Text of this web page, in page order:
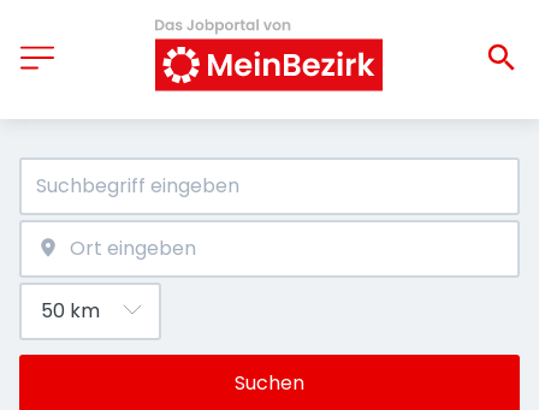
Suchen